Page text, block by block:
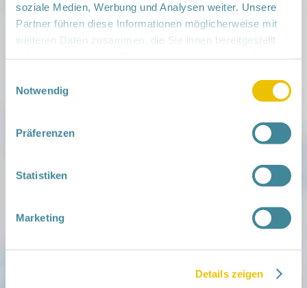
soziale Medien, Werbung und Analysen weiter. Unsere
Partner führen diese Informationen möglicherweise mit
weiteren Daten zusammen, die Sie ihnen bereitgestellt
Notwendig
Präferenzen
Statistiken
Marketing
Details zeigen
Weitere Infos:
› Zum Regionalnetzwerk ...
iCal•Google Calendar
Familien ehrenamtlich begleiten
Netzwerk-Nachrichten